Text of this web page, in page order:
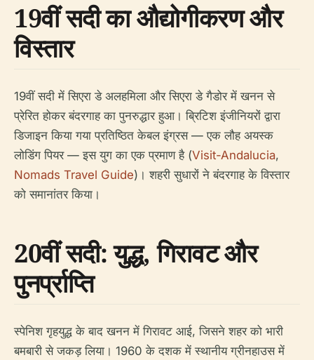
19वीं सदी का औद्योगीकरण और
विस्तार
19वीं सदी में सिएरा डे अलहमिला और सिएरा डे गैडोर में खनन से
प्रेरित होकर बंदरगाह का पुनरुद्धार हुआ। ब्रिटिश इंजीनियरों द्वारा
डिजाइन किया गया प्रतिष्ठित केबल इंग्रस — एक लौह अयस्क
लोडिंग पियर — इस युग का एक प्रमाण है (Visit-Andalucia,
Nomads Travel Guide)। शहरी सुधारों ने बंदरगाह के विस्तार
को समानांतर किया।
20वीं सदी: युद्ध, गिरावट और
पुनर्प्राप्ति
स्पेनिश गृहयुद्ध के बाद खनन में गिरावट आई, जिसने शहर को भारी
बमबारी से जकड़ लिया। 1960 के दशक में स्थानीय ग्रीनहाउस में